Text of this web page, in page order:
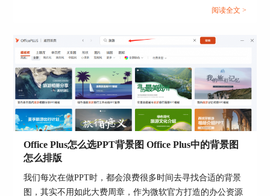
三、ppt中一个触发器怎么设置多种触发效果
Word中表格不在同一页怎么调整为一页，Word表格超出页
阅读全文 >
Office Plus怎么选PPT背景图 Office Plus中的背景图
怎么排版
我们每次在做PPT时，都会浪费很多时间去寻找合适的背景
图，其实不用如此大费周章，作为微软官方打造的办公资源